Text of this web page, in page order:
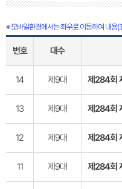
※ 모바일환경에서는 좌우로 이동하여 내용(
번호 대수
14 제9대 제284회
13 제9대 제284회
12 제9대 제284회
11 제9대 제284회